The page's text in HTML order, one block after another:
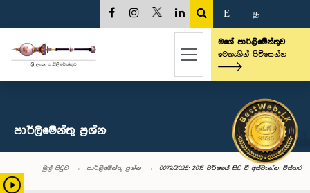
E த
මගේ පාර්ලිමේන්තුව
මෙතැනින් පිවිසෙන්න
පාර්ලි‌මේන්තු‌ ප්‍රශ්න
මුල් පිටුව පාර්ලි‌මේන්තු‌ ප්‍රශ්න 0079/2025: 2015 වර්ෂයේ සිට වී අස්වැන්න: විස්තර